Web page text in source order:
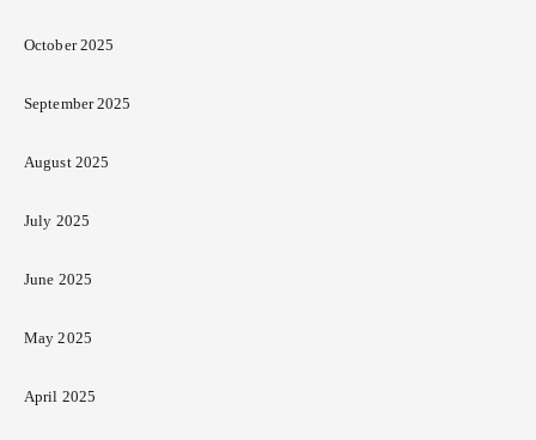
October 2025
September 2025
August 2025
July 2025
June 2025
May 2025
April 2025